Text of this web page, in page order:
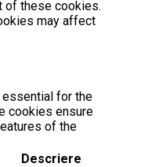
of these cookies.
may affect
for the
cookies ensure
of the
Descriere